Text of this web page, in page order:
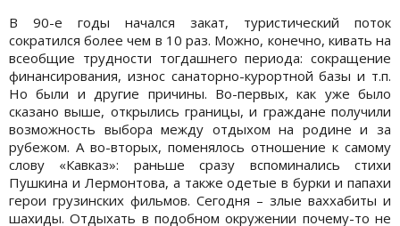
В 90-е годы начался закат, туристический поток
сократился более чем в 10 раз. Можно, конечно, кивать на
всеобщие трудности тогдашнего периода: сокращение
финансирования, износ санаторно-курортной базы и т.п.
Но были и другие причины. Во-первых, как уже было
сказано выше, открылись границы, и граждане получили
возможность выбора между отдыхом на родине и за
рубежом. А во-вторых, поменялось отношение к самому
слову «Кавказ»: раньше сразу вспоминались стихи
Пушкина и Лермонтова, а также одетые в бурки и папахи
герои грузинских фильмов. Сегодня – злые ваххабиты и
шахиды. Отдыхать в подобном окружении почему-то не